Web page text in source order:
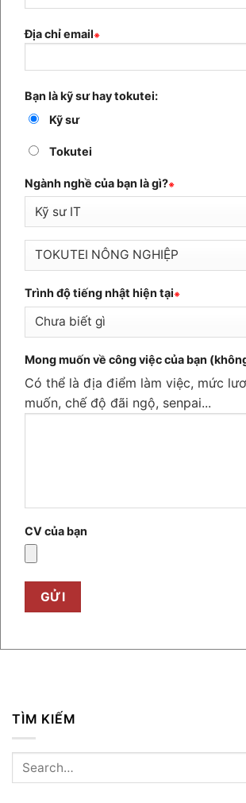
Địa chỉ email※
Bạn là kỹ sư hay tokutei:
Kỹ sư
Tokutei
Ngành nghề của bạn là gì?※
Trình độ tiếng nhật hiện tại※
Mong muốn về công việc của bạn
Có thể là địa điểm làm việc, mức
muốn, chế độ đãi ngộ, senpai...
CV của bạn
TÌM KIẾM